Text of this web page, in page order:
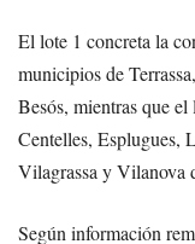
El lote 1 concreta la
municipios de
Besós, mientras que
Centelles, Esplugues,
Vilagrassa y Vilanova
Según información